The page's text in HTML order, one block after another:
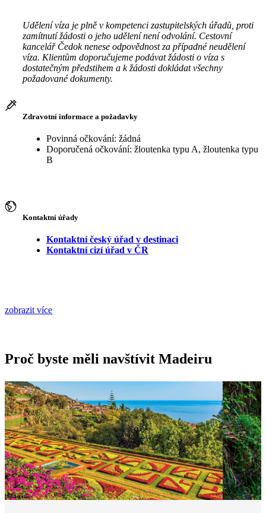
Udělení víza je plně v kompetenci zastupitelských úřadů, proti
zamítnutí žádosti o jeho udělení není odvolání. Cestovní
kancelář Čedok nenese odpovědnost za případné neudělení
víza. Klientům doporučujeme podávat žádosti o víza s
dostatečným předstihem a k žádosti dokládat všechny
požadované dokumenty.
Zdravotní informace a požadavky
Povinná očkování: žádná
Doporučená očkování: žloutenka typu A, žloutenka typu
B
Kontaktní úřady
Kontaktní český úřad v destinaci
Kontaktní cizí úřad v ČR
zobrazit více
Proč byste měli navštívit Madeiru